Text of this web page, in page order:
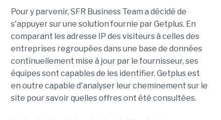
Pour y parvenir, SFR Business Team a décidé de
s'appuyer sur une solution fournie par Getplus. En
comparant les adresse IP des visiteurs à celles des
entreprises regroupées dans une base de données
continuellement mise à jour par le fournisseur, ses
équipes sont capables de les identifier. Getplus est
en outre capable d'analyser leur cheminement sur le
site pour savoir quelles offres ont été consultées.